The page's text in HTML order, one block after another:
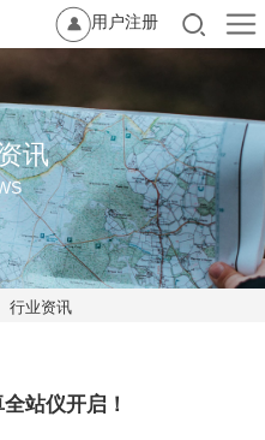
用户注册
讯
行业资讯
站仪开启！